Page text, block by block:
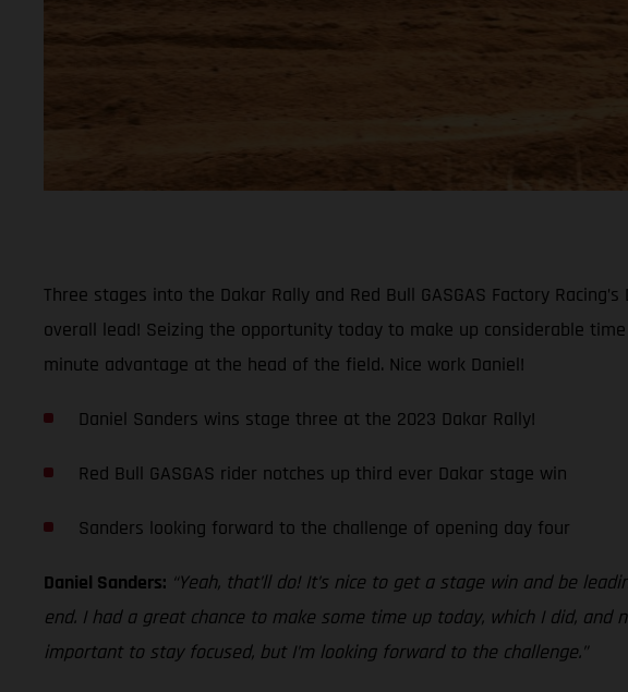
Three stages into the Dakar Rally and Red Bull GASGAS Factory
overall lead! Seizing the opportunity today to make up considerable
minute advantage at the head of the field. Nice work Daniel!
Daniel Sanders wins stage three at the 2023 Dakar Rally!
Red Bull GASGAS rider notches up third ever Dakar stage win
Sanders looking forward to the challenge of opening day four
Daniel Sanders: “Yeah, that’ll do! It’s nice to get a stage win and be
end. I had a great chance to make some time up today, which I did, and
important to stay focused, but I’m looking forward to the challenge.”